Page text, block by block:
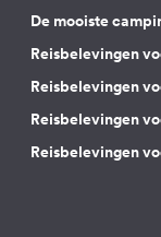
De mooiste
Reisbelevingen
Reisbelevingen
Reisbelevingen
Reisbelevingen